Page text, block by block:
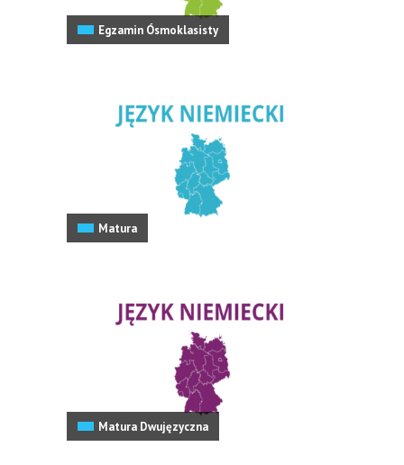
Egzamin Ósmoklasisty
Matura
Matura Dwujęzyczna